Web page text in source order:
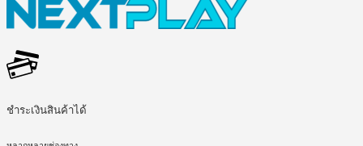
ชำระเงินสินค้าได้